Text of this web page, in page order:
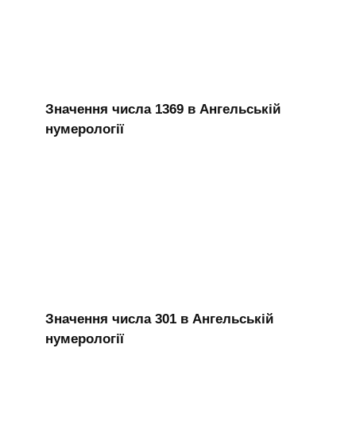
Значення числа 1369 в Ангельській
нумерології
Значення числа 301 в Ангельській
нумерології